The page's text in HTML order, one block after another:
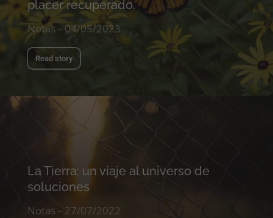
placer recuperado.
Notas 04/05/2023
Read story
La Tierra: un viaje al universo de
soluciones
Notas 27/07/2022